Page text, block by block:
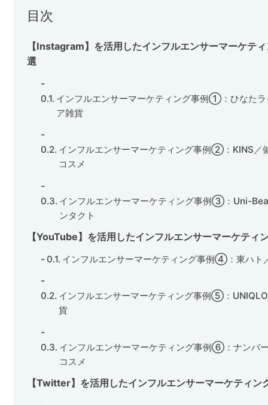
目次
【Instagram】を活用したインフルエンサーマーケテ
選
インフルエンサーマーケティング事例①：ひなたラ
ア雑貨
インフルエンサーマーケティング事例②：KINS／
コスメ
インフルエンサーマーケティング事例③：Uni-
ンタクト
【YouTube】を活用したインフルエンサーマーケティ
インフルエンサーマーケティング事例④：東ハト
インフルエンサーマーケティング事例⑤：
貨
インフルエンサーマーケティング事例⑥：ナンバ
コスメ
【Twitter】を活用したインフルエンサーマーケティン